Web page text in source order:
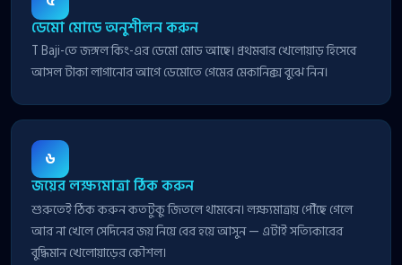
ডেমো মোডে অনুশীলন করুন
T Baji-তে জঙ্গল কিং-এর ডেমো মোড আছে। প্রথমবার খেলোয়াড় হিসেবে
আসল টাকা লাগানোর আগে ডেমোতে গেমের মেকানিক্স বুঝে নিন।
৬
জয়ের লক্ষ্যমাত্রা ঠিক করুন
শুরুতেই ঠিক করুন কতটুকু জিতলে থামবেন। লক্ষ্যমাত্রায় পৌঁছে গেলে
আর না খেলে সেদিনের জয় নিয়ে বের হয়ে আসুন — এটাই সত্যিকারের
বুদ্ধিমান খেলোয়াড়ের কৌশল।